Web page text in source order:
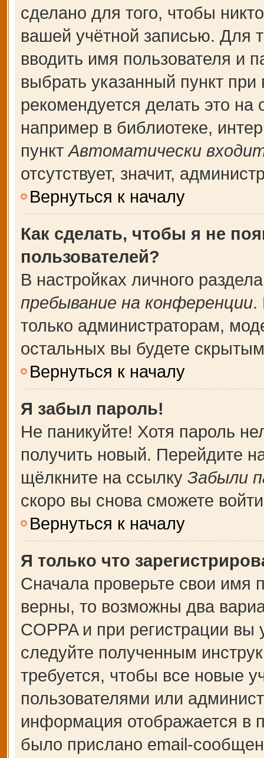
сделано для того, чтобы
вашей учётной записью. Для
вводить имя пользователя и
выбрать указанный пункт
рекомендуется делать это
например в библиотеке,
пунктАвтоматически
отсутствует, значит,
Вернуться к началу
Как сделать, чтобы я не
пользователей?
В настройках личного
пребывание на конференции.
только администраторам,
остальных вы будете
Вернуться к началу
Я забыл пароль!
Не паникуйте! Хотя пароль
получить новый. Перейдите
щёлкните на ссылку Забыли
скоро вы снова сможете
Вернуться к началу
Я только что
Сначала проверьте свои имя
верны, то возможны два
COPPA и при регистрации вы
следуйте полученным
требуется, чтобы все новые
пользователями или
информация отображается в
было прислано email-